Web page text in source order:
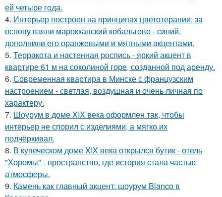
ей четыре года.
4. Интерьер построен на принципах цветотерапии: за
основу взяли марокканский кобальтово - синий,
дополнили его оранжевыми и мятными акцентами.
5. Терракота и настенная роспись - яркий акцент в
квартире 61 м на соколиной горе, созданной под аренду.
6. Современная квартира в Минске с французским
настроением - светлая, воздушная и очень личная по
характеру.
7. Шоурум в доме XIX века оформлен так, чтобы
интерьер не спорил с изделиями, а мягко их
подчёркивал.
8. В купеческом доме XIX века открылся бутик - отель
"Хоромы" - пространство, где история стала частью
атмосферы.
9. Камень как главный акцент: шоурум Blanco в